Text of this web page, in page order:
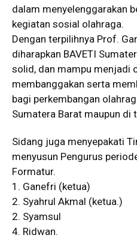
dalam menyelenggarakan
kegiatan sosial olahraga.
Dengan terpilihnya Prof.
diharapkan BAVETI
solid, dan mampu menjadi
membanggakan serta
bagi perkembangan
Sumatera Barat maupun di
Sidang juga menyepakati
menyusun Pengurus
Formatur.
1. Ganefri (ketua)
2. Syahrul Akmal (ketua.)
2. Syamsul
4. Ridwan.